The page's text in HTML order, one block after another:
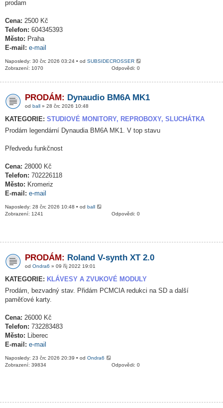
prodam
Cena: 2500 Kč
Telefon: 604345393
Město: Praha
E-mail: e-mail
Naposledy: 30 črc 2026 03:24 • od SUBSIDECROSSER
Odpovědi: 0
Zobrazení: 1070
PRODÁM: Dynaudio BM6A MK1
od ball » 28 črc 2026 10:48
KATEGORIE: STUDIOVÉ MONITORY, REPROBOXY, SLUCHÁTKA
Prodám legendární Dynaudia BM6A MK1. V top stavu
Předvedu funkčnost
Cena: 28000 Kč
Telefon: 702226118
Město: Kromeriz
E-mail: e-mail
Naposledy: 28 črc 2026 10:48 • od ball
Odpovědi: 0
Zobrazení: 1241
PRODÁM: Roland V-synth XT 2.0
od Ondra6 » 09 říj 2022 19:01
KATEGORIE: KLÁVESY A ZVUKOVÉ MODULY
Prodám, bezvadný stav. Přidám PCMCIA redukci na SD a další
paměťové karty.
Cena: 26000 Kč
Telefon: 732283483
Město: Liberec
E-mail: e-mail
Naposledy: 23 črc 2026 20:39 • od Ondra6
Odpovědi: 0
Zobrazení: 39834